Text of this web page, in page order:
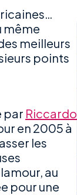
même
meilleurs
points
par Riccardo
en 2005 à
les
au
pour une